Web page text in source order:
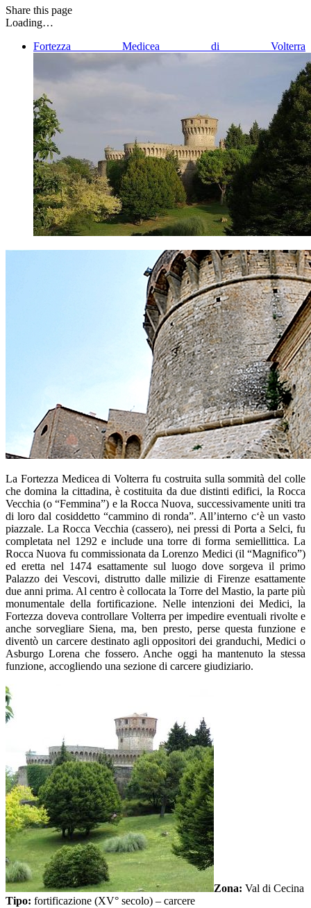
Share this page
Loading…
Fortezza Medicea di Volterra
La Fortezza Medicea di Volterra fu costruita sulla sommità del colle
che domina la cittadina, è costituita da due distinti edifici, la Rocca
Vecchia (o “Femmina”) e la Rocca Nuova, successivamente uniti tra
di loro dal cosiddetto “cammino di ronda”. All’interno c‘è un vasto
piazzale. La Rocca Vecchia (cassero), nei pressi di Porta a Selci, fu
completata nel 1292 e include una torre di forma semiellittica. La
Rocca Nuova fu commissionata da Lorenzo Medici (il “Magnifico”)
ed eretta nel 1474 esattamente sul luogo dove sorgeva il primo
Palazzo dei Vescovi, distrutto dalle milizie di Firenze esattamente
due anni prima. Al centro è collocata la Torre del Mastio, la parte più
monumentale della fortificazione. Nelle intenzioni dei Medici, la
Fortezza doveva controllare Volterra per impedire eventuali rivolte e
anche sorvegliare Siena, ma, ben presto, perse questa funzione e
diventò un carcere destinato agli oppositori dei granduchi, Medici o
Asburgo Lorena che fossero. Anche oggi ha mantenuto la stessa
funzione, accogliendo una sezione di carcere giudiziario.
Zona: Val di Cecina
Tipo: fortificazione (XV° secolo) – carcere